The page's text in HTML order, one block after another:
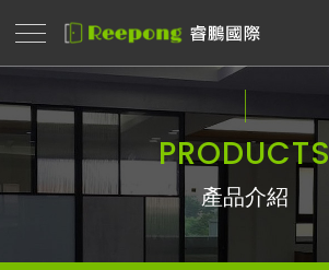
PRODUCTS
產品介紹